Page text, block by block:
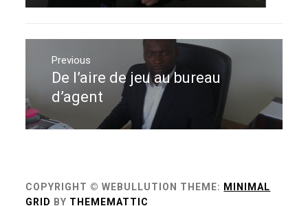
Navigation
l’article
Previous
Previous
post:
De l’aire de jeu au bureau
d’agent
COPYRIGHT © WEBULLUTION THEME: MINIMAL
GRID BY THEMEMATTIC